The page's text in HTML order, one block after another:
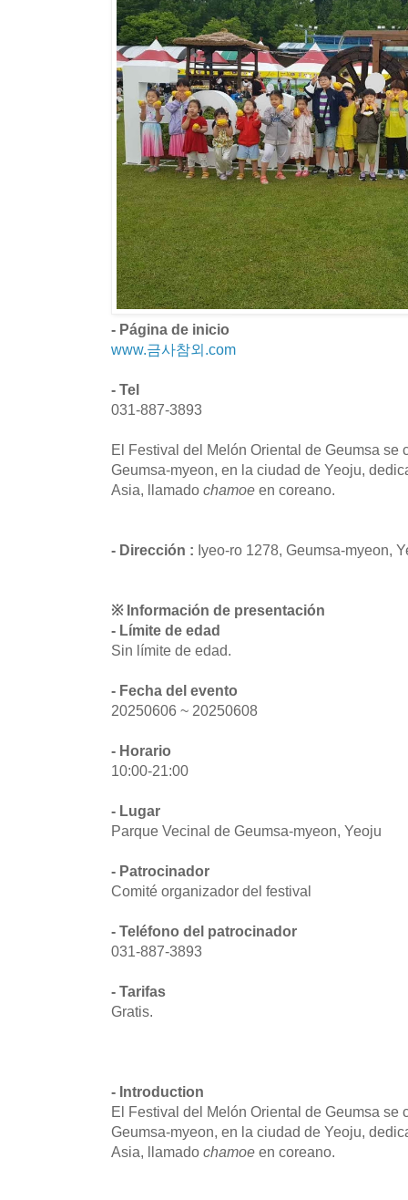
- Página de inicio
www.금사참외.com
- Tel
031-887-3893
El Festival del Melón Oriental de Geumsa se
Geumsa-myeon, en la ciudad de Yeoju,
Asia, llamado chamoe en coreano.
- Dirección : Iyeo-ro 1278, Geumsa-myeon,
※ Información de presentación
- Límite de edad
Sin límite de edad.
- Fecha del evento
20250606 ~ 20250608
- Horario
10:00-21:00
- Lugar
Parque Vecinal de Geumsa-myeon, Yeoju
- Patrocinador
Comité organizador del festival
- Teléfono del patrocinador
031-887-3893
- Tarifas
Gratis.
- Introduction
El Festival del Melón Oriental de Geumsa se
Geumsa-myeon, en la ciudad de Yeoju,
Asia, llamado chamoe en coreano.